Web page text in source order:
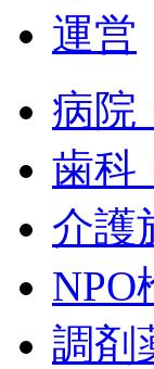
運営
病院
歯科
介護
NPO
調剤